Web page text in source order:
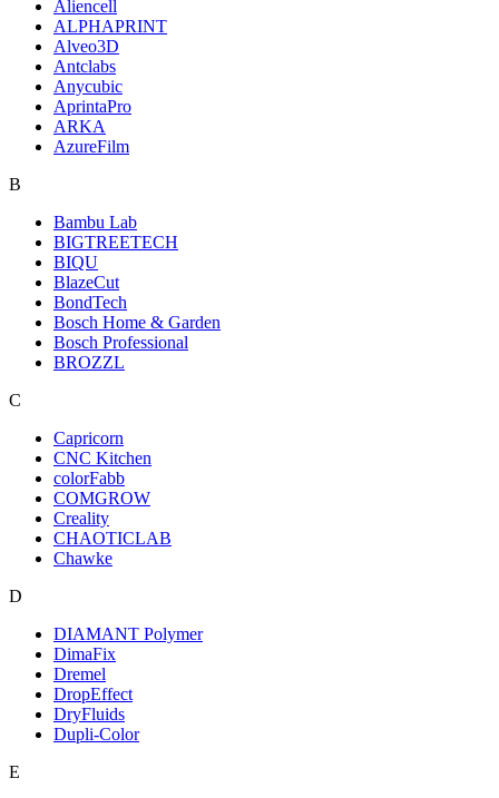
Aliencell
ALPHAPRINT
Alveo3D
Antclabs
Anycubic
AprintaPro
ARKA
AzureFilm
B
Bambu Lab
BIGTREETECH
BIQU
BlazeCut
BondTech
Bosch Home & Garden
Bosch Professional
BROZZL
C
Capricorn
CNC Kitchen
colorFabb
COMGROW
Creality
CHAOTICLAB
Chawke
D
DIAMANT Polymer
DimaFix
Dremel
DropEffect
DryFluids
Dupli-Color
E